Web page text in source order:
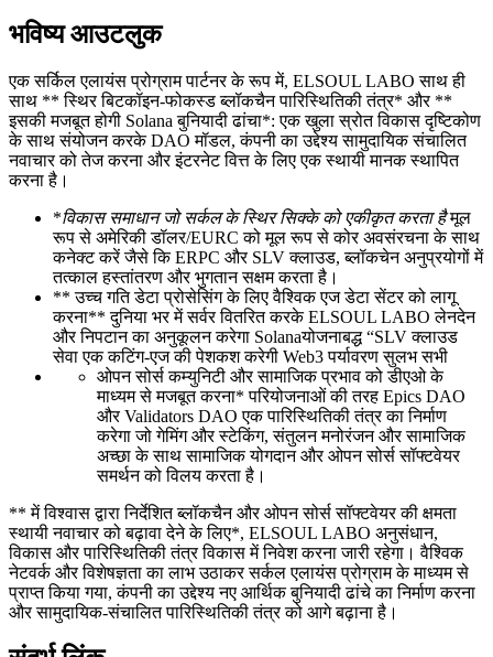
भविष्य आउटलुक
एक सर्किल एलायंस प्रोग्राम पार्टनर के रूप में, ELSOUL LABO साथ ही
साथ ** स्थिर बिटकॉइन-फोकस्ड ब्लॉकचैन पारिस्थितिकी तंत्र* और **
इसकी मजबूत होगी Solana बुनियादी ढांचा*: एक खुला स्रोत विकास दृष्टिकोण
के साथ संयोजन करके DAO मॉडल, कंपनी का उद्देश्य सामुदायिक संचालित
नवाचार को तेज करना और इंटरनेट वित्त के लिए एक स्थायी मानक स्थापित
करना है।
*विकास समाधान जो सर्कल के स्थिर सिक्के को एकीकृत करता हैमूल
रूप से अमेरिकी डॉलर/EURC को मूल रूप से कोर अवसंरचना के साथ
कनेक्ट करें जैसे कि ERPC और SLV क्लाउड, ब्लॉकचेन अनुप्रयोगों में
तत्काल हस्तांतरण और भुगतान सक्षम करता है।
** उच्च गति डेटा प्रोसेसिंग के लिए वैश्विक एज डेटा सेंटर को लागू
करना** दुनिया भर में सर्वर वितरित करके ELSOUL LABO लेनदेन
और निपटान का अनुकूलन करेगा Solanaयोजनाबद्ध “SLV क्लाउड
सेवा एक कटिंग-एज की पेशकश करेगी Web3 पर्यावरण सुलभ सभी
ओपन सोर्स कम्युनिटी और सामाजिक प्रभाव को डीएओ के
माध्यम से मजबूत करना* परियोजनाओं की तरह Epics DAO
और Validators DAO एक पारिस्थितिकी तंत्र का निर्माण
करेगा जो गेमिंग और स्टेकिंग, संतुलन मनोरंजन और सामाजिक
अच्छा के साथ सामाजिक योगदान और ओपन सोर्स सॉफ्टवेयर
समर्थन को विलय करता है।
** में विश्वास द्वारा निर्देशित ब्लॉकचैन और ओपन सोर्स सॉफ्टवेयर की क्षमता
स्थायी नवाचार को बढ़ावा देने के लिए*, ELSOUL LABO अनुसंधान,
विकास और पारिस्थितिकी तंत्र विकास में निवेश करना जारी रहेगा। वैश्विक
नेटवर्क और विशेषज्ञता का लाभ उठाकर सर्कल एलायंस प्रोग्राम के माध्यम से
प्राप्त किया गया, कंपनी का उद्देश्य नए आर्थिक बुनियादी ढांचे का निर्माण करना
और सामुदायिक-संचालित पारिस्थितिकी तंत्र को आगे बढ़ाना है।